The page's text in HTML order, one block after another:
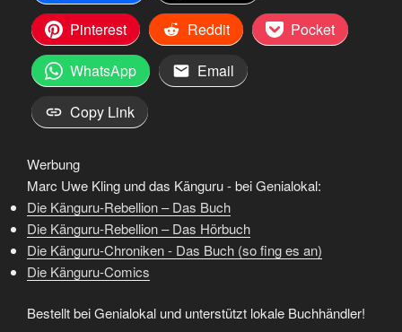
Pinterest
Reddit
Pocket
WhatsApp
Email
Copy Link
Werbung
Marc Uwe Kling und das Känguru - bei Genialokal:
Die Känguru-Rebellion – Das Buch
Die Känguru-Rebellion – Das Hörbuch
Die Känguru-Chroniken - Das Buch (so fing es an)
Die Känguru-Comics
Bestellt bei Genialokal und unterstützt lokale Buchhändler!